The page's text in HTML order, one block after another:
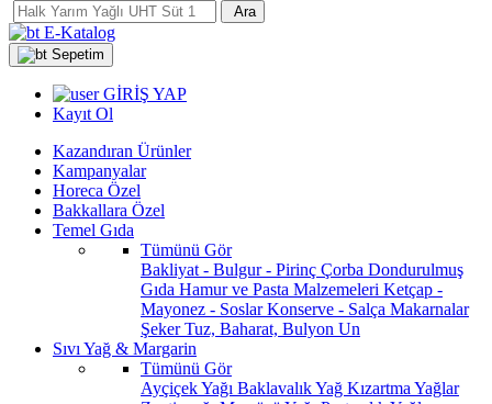
Ara
E-Katalog
Sepetim
GİRİŞ YAP
Kayıt Ol
Kazandıran Ürünler
Kampanyalar
Horeca Özel
Bakkallara Özel
Temel Gıda
Tümünü Gör
Bakliyat - Bulgur - Pirinç Çorba Dondurulmuş
Gıda Hamur ve Pasta Malzemeleri Ketçap -
Mayonez - SoslarKonserve - Salça Makarnalar
ŞekerTuz, Baharat, Bulyon Un
Sıvı Yağ & Margarin
Tümünü Gör
Ayçiçek Yağı Baklavalık Yağ Kızartma Yağlar